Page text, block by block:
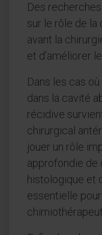
Des
sur le rôle de la
avant la
et d’améliorer
Dans les cas
dans la cavité
récidive
chirurgical
jouer un rôle
approfondie de
histologique et
essentielle